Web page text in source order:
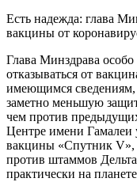
Есть надежда: глава
вакцины от
Глава Минздрава
отказываться от
имеющимся
заметно меньшую
чем против
Центре имени Гамалеи
вакцины «Спутник V»,
против штаммов
практически на